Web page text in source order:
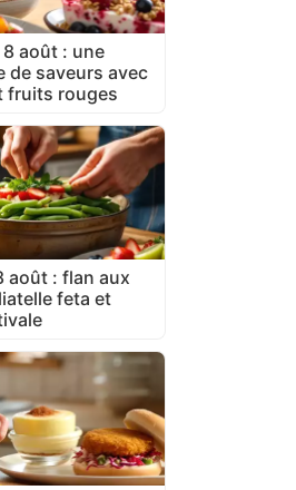
août : une
de saveurs avec
fruits rouges
août : flan aux
feta et